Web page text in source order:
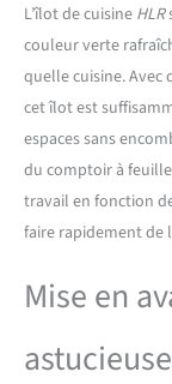
L’îlot de cuisine HLR
couleur verte
quelle cuisine. Avec
cet îlot est
espaces sans
du comptoir à
travail en fonction
faire rapidement de
Mise en